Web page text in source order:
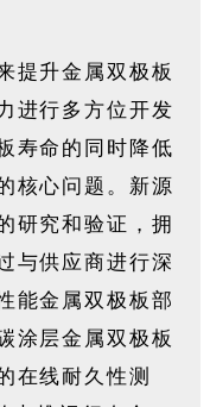
提升金属双极板
进行多方位开发
寿命的同时降低
核心问题。新源
研究和验证，拥
与供应商进行深
能金属双极板部
涂层金属双极板
在线耐久性测